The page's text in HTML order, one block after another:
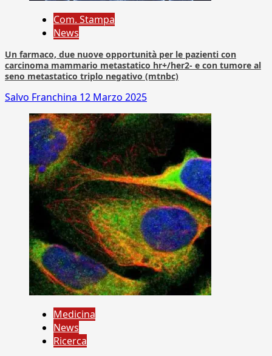
Com. Stampa
News
Un farmaco, due nuove opportunità per le pazienti con
carcinoma mammario metastatico hr+/her2- e con tumore al
seno metastatico triplo negativo (mtnbc)
Salvo Franchina 12 Marzo 2025
Medicina
News
Ricerca